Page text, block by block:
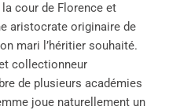
cour de Florence et
aristocrate originaire de
mari l’héritier souhaité.
collectionneur
de plusieurs académies
joue naturellement un